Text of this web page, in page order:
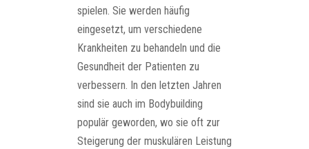
spielen. Sie werden häufig
eingesetzt, um verschiedene
Krankheiten zu behandeln und die
Gesundheit der Patienten zu
verbessern. In den letzten Jahren
sind sie auch im Bodybuilding
populär geworden, wo sie oft zur
Steigerung der muskulären Leistung